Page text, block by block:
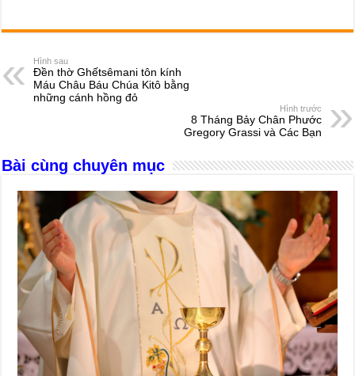
c
e
b
o
k
ss
e
n
g
at
s
A
p
e
a
d
er ail ar
Hình sau
Đền thờ Ghếtsêmani tôn kính
Máu Châu Báu Chúa Kitô bằng
những cánh hồng đỏ
Hình trước
8 Tháng Bảy Chân Phước
Gregory Grassi và Các Bạn
Bài cùng chuyên mục